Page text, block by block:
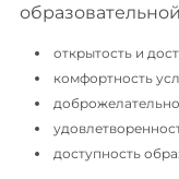
открытость и
комфортность
доступность